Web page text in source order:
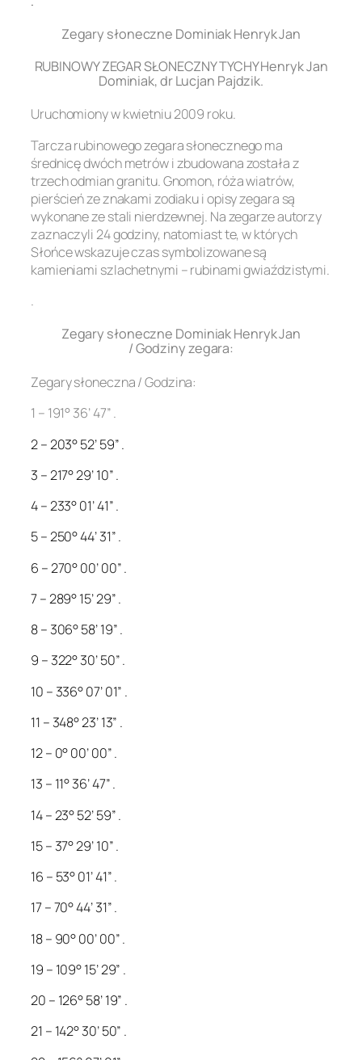
Zegary słoneczne Dominiak Henryk Jan
RUBINOWY ZEGAR SŁONECZNY TYCHY Henryk Jan
Dominiak, dr Lucjan Pajdzik.
Uruchomiony w kwietniu 2009 roku.
Tarcza rubinowego zegara słonecznego ma
średnicę dwóch metrów i zbudowana została z
trzech odmian granitu. Gnomon, róża wiatrów,
pierścień ze znakami zodiaku i opisy zegara są
wykonane ze stali nierdzewnej. Na zegarze autorzy
zaznaczyli 24 godziny, natomiast te, w których
Słońce wskazuje czas symbolizowane są
kamieniami szlachetnymi – rubinami gwiaździstymi.
.
Zegary słoneczne Dominiak Henryk Jan
/ Godziny zegara:
Zegary słoneczna / Godzina:
1 – 191° 36’ 47” .
2 – 203° 52’ 59” .
3 – 217° 29’ 10” .
4 – 233° 01’ 41” .
5 – 250° 44’ 31” .
6 – 270° 00’ 00” .
7 – 289° 15’ 29” .
8 – 306° 58’ 19” .
9 – 322° 30’ 50” .
10 – 336° 07’ 01” .
11 – 348° 23’ 13” .
12 – 0° 00’ 00” .
13 – 11° 36’ 47” .
14 – 23° 52’ 59” .
15 – 37° 29’ 10” .
16 – 53° 01’ 41” .
17 – 70° 44’ 31” .
18 – 90° 00’ 00” .
19 – 109° 15’ 29” .
20 – 126° 58’ 19” .
21 – 142° 30’ 50” .